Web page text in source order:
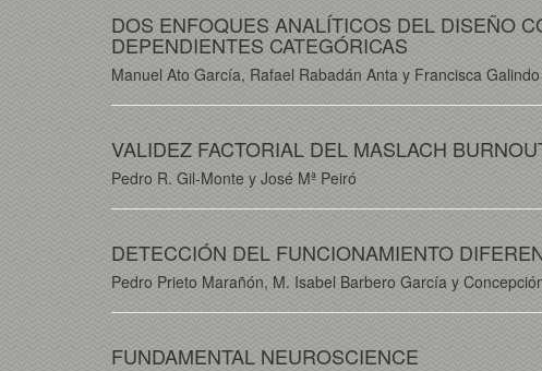
DOS ENFOQUES ANALÍTICOS DEL DISEÑO
DEPENDIENTES CATEGÓRICAS
Manuel Ato García, Rafael Rabadán Anta y Francisca
VALIDEZ FACTORIAL DEL MASLACH
Pedro R. Gil-Monte y José Mª Peiró
DETECCIÓN DEL FUNCIONAMIENTO
Pedro Prieto Marañón, M. Isabel Barbero García y
FUNDAMENTAL NEUROSCIENCE